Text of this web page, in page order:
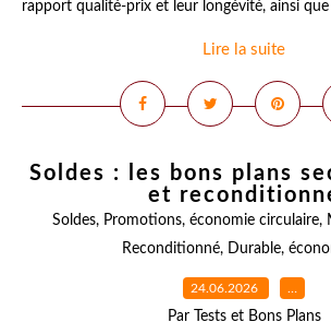
rapport qualité-prix et leur longévité, ainsi que
Lire la suite
Soldes : les bons plans
et
Soldes, Promotions, économie circulaire,
Reconditionné, Durable,
24.06.2026 …
Par Tests et Bons Plans